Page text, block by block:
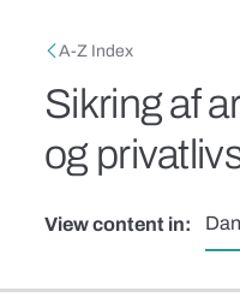
Breadcrumb
A-Z Index
Sikring af
og
View content in: